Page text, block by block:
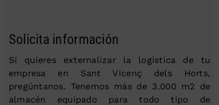
Solicita información
Si quieres externalizar la logística de tu
empresa en Sant Vicenç dels Horts,
pregúntanos. Tenemos más de 3.000 m2 de
almacén equipado para todo tipo de